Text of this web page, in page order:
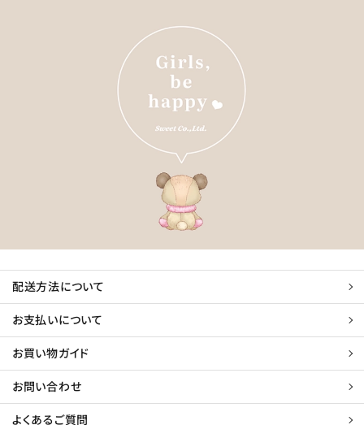
配送方法について
お支払いについて
お買い物ガイド
お問い合わせ
よくあるご質問